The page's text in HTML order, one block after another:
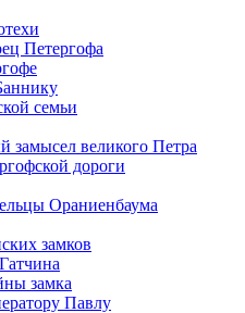
Петергофа
семьи
замысел великого Петра
дороги
Ораниенбаума
замков
замка
Павлу